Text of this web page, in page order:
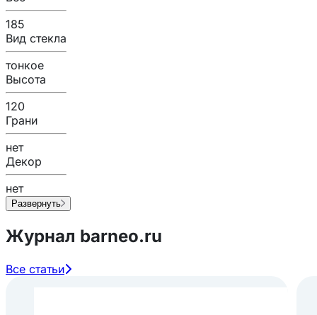
185
Вид стекла
тонкое
Высота
120
Грани
нет
Декор
нет
Развернуть
Журнал barneo.ru
Все статьи